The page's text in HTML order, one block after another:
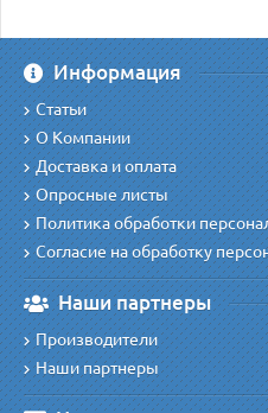
Информация
Статьи
О Компании
Доставка и оплата
Опросные листы
Политика обработки
Согласие на обработку
Наши партнеры
Производители
Наши партнеры